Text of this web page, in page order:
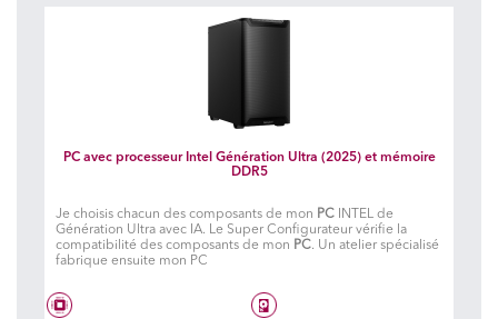
PC avec processeur Intel Génération Ultra (2025) et mémoire
DDR5
Je choisis chacun des composants de mon PC INTEL de
Génération Ultra avec IA. Le Super Configurateur vérifie la
compatibilité des composants de mon PC. Un atelier spécialisé
fabrique ensuite mon PC